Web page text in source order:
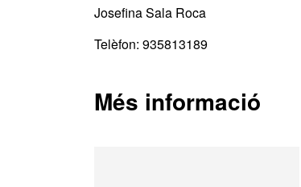
Josefina Sala Roca
Telèfon: 935813189
Més informació